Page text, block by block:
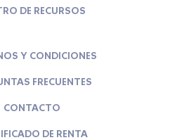
DE RECURSOS
Y CONDICIONES
FRECUENTES
CONTACTO
DE RENTA